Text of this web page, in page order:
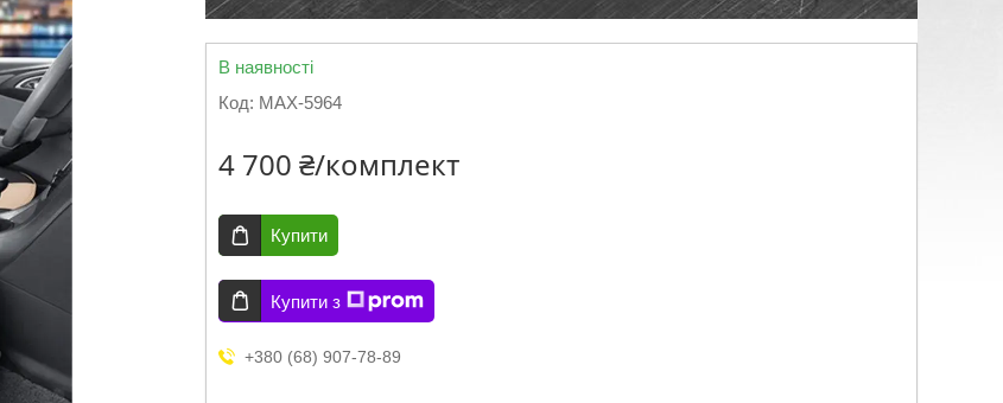
В наявності
Код: MAX-5964
4 700 ₴/комплект
Купити
Купити з
+380 (68) 907-78-89